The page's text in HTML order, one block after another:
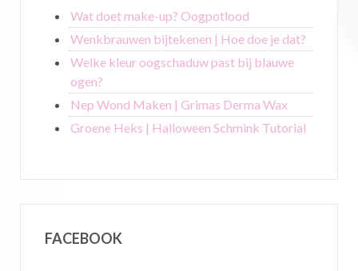
Wat doet make-up? Oogpotlood
Wenkbrauwen bijtekenen | Hoe doe je dat?
Welke kleur oogschaduw past bij blauwe
ogen?
Nep Wond Maken | Grimas Derma Wax
Groene Heks | Halloween Schmink Tutorial
FACEBOOK